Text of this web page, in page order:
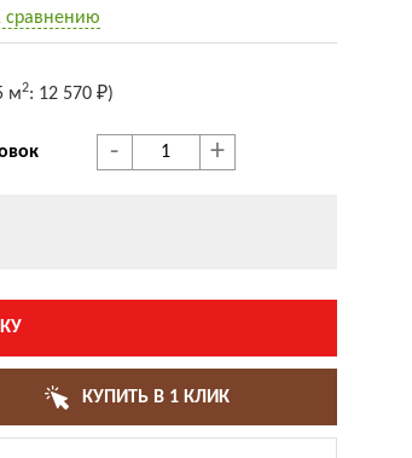
сравнению
м2: 12 570 ₽)
- +
КУПИТЬ В 1 КЛИК